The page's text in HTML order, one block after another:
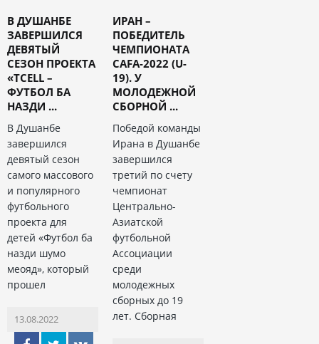
В ДУШАНБЕ
ЗАВЕРШИЛСЯ
ДЕВЯТЫЙ
СЕЗОН ПРОЕКТА
«TCELL –
ФУТБОЛ БА
НАЗДИ ...
В Душанбе
завершился
девятый сезон
самого массового
и популярного
футбольного
проекта для
детей «Футбол ба
назди шумо
меояд», который
прошел
13.08.2022
ИРАН –
ПОБЕДИТЕЛЬ
ЧЕМПИОНАТА
CAFA-2022 (U-
19). У
МОЛОДЕЖНОЙ
СБОРНОЙ ...
Победой команды
Ирана в Душанбе
завершился
третий по счету
чемпионат
Центрально-
Азиатской
футбольной
Ассоциации
среди
молодежных
сборных до 19
лет. Сборная